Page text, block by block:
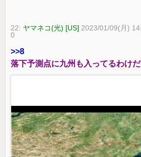
22: ヤマネコ(光) [US] 2023/01/09(月)
0
>>8
落下予測点に九州も入ってるわけ